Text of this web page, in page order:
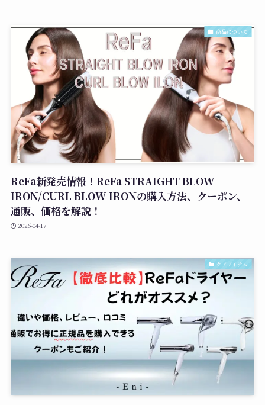
商品について
ReFa新発売情報！ReFa STRAIGHT BLOW
IRON/CURL BLOW IRONの購入方法、クーポン、
通販、価格を解説！
2026-04-17
ケアアイテム